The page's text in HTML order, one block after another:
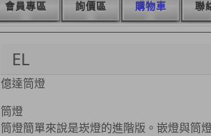
會員專區 詢價區 購物車 聯
EL
億達筒燈
筒燈
筒燈簡單來說是崁燈的進階版。嵌燈與筒